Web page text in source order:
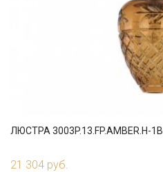
ЛЮСТРА 3003P.13.FP.AMBER.H-1B
21 304 руб.